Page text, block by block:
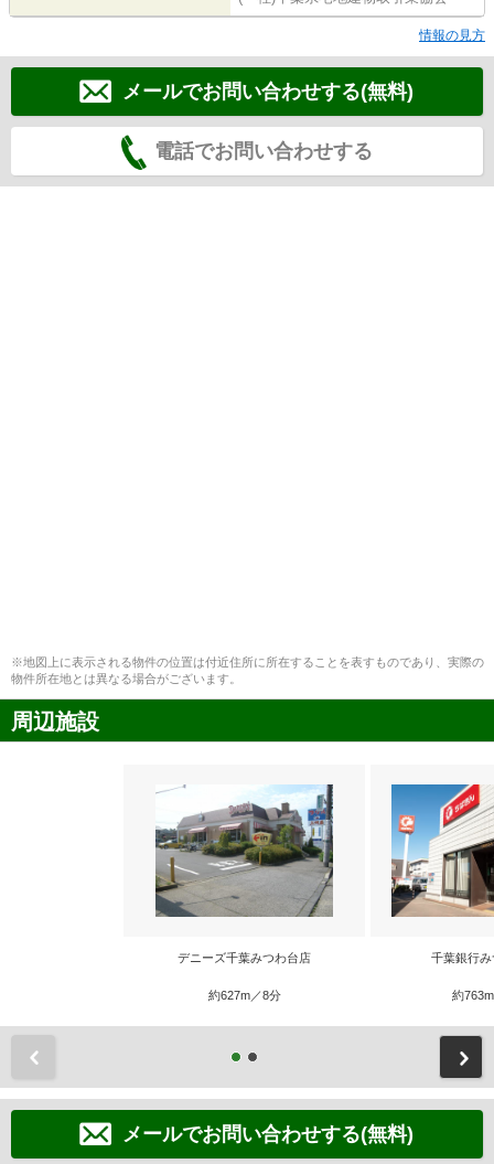
情報の見方
メールでお問い合わせする(無料)
電話でお問い合わせする
※地図上に表示される物件の位置は付近住所に所在することを表すものであり、実際の
物件所在地とは異なる場合がございます。
周辺施設
デニーズ千葉みつわ台店
約627m／8分
千葉銀行
約
メールでお問い合わせする(無料)